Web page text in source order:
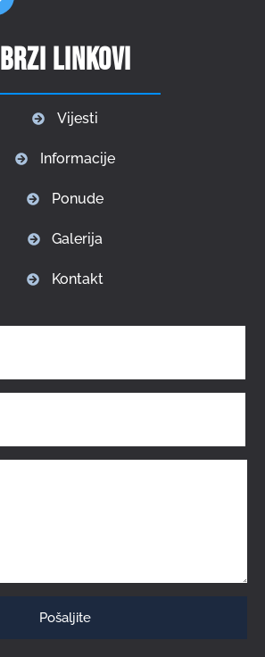
Brzi linkovi
Vijesti
Informacije
Ponude
Galerija
Kontakt
Pošaljite